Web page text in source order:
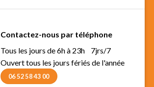
Contactez-nous par téléphone
Tous les jours de 6h à 23h 7jrs/7
Ouvert tous les jours fériés de l'année
06 52 58 43 00